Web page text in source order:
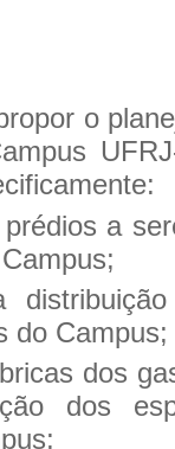
o
a
do Campus;
dos
dos